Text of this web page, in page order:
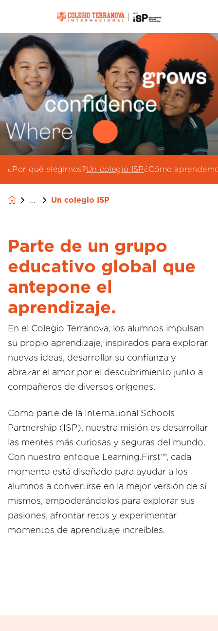
¿Por qué elegirnos?Un colegio ISP¿Cómo
Un colegio ISP
Parte de un grupo
educativo global que
antepone el
aprendizaje.
En el Colegio Terranova, los alumnos impulsan
su propio aprendizaje, inspirados para explorar
nuevas ideas, desarrollar su confianza y
abrazar el amor por el descubrimiento junto a
compañeros de diversos orígenes.
Como parte de la International Schools
Partnership (ISP), nuestra misión es desarrollar
las mentes más curiosas y seguras del mundo.
Con nuestro enfoque Learning.First™, cada
momento está diseñado para ayudar a los
alumnos a convertirse en la mejor versión de sí
mismos, empoderándolos para explorar sus
pasiones, afrontar retos y experimentar
momentos de aprendizaje increíbles.